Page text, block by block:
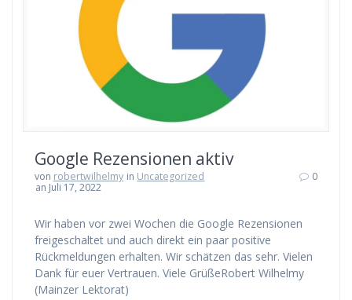
Google Rezensionen aktiv
von robertwilhelmy in Uncategorized
an Juli 17, 2022
0
Wir haben vor zwei Wochen die Google Rezensionen
freigeschaltet und auch direkt ein paar positive
Rückmeldungen erhalten. Wir schätzen das sehr. Vielen
Dank für euer Vertrauen. Viele GrüßeRobert Wilhelmy
(Mainzer Lektorat)